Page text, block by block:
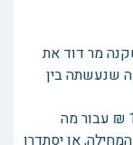
מר דוד את
שנעשתה בין
ג) מר דוד ישלם למר יהושע סך 100,000 ₪ עבור מה
או יסתדרו